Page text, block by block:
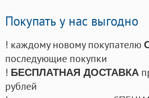
Покупать у нас выгодно
! каждому новому покупателю
последующие покупки
! БЕСПЛАТНАЯ ДОСТАВКА
рублей